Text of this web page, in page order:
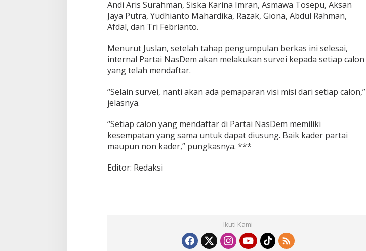
Andi Aris Surahman, Siska Karina Imran, Asmawa Tosepu, Aksan
Jaya Putra, Yudhianto Mahardika, Razak, Giona, Abdul Rahman,
Afdal, dan Tri Febrianto.
Menurut Juslan, setelah tahap pengumpulan berkas ini selesai,
internal Partai NasDem akan melakukan survei kepada setiap calon
yang telah mendaftar.
“Selain survei, nanti akan ada pemaparan visi misi dari setiap calon,”
jelasnya.
“Setiap calon yang mendaftar di Partai NasDem memiliki
kesempatan yang sama untuk dapat diusung. Baik kader partai
maupun non kader,” pungkasnya. ***
Editor: Redaksi
Ikuti Kami